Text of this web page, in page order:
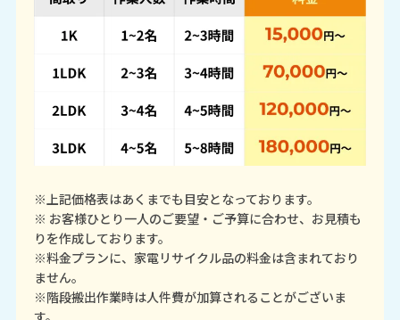
※上記価格表はあくまでも目安となっております。
※ お客様ひとり一人のご要望・ご予算に合わせ、お見積も
りを作成しております。
※料金プランに、家電リサイクル品の料金は含まれており
ません。
※階段搬出作業時は人件費が加算されることがございま